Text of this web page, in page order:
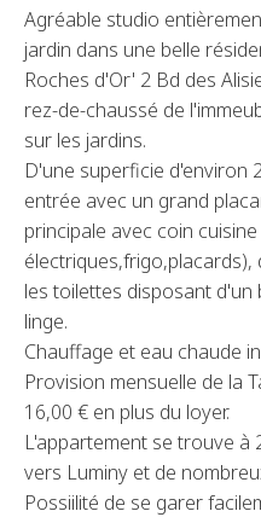
Agréable studio
jardin dans une belle
Roches d'Or' 2 Bd des
rez-de-chaussé de
sur les jardins.
D'une superficie d'environ
entrée avec un grand
principale avec coin
électriques,frigo,placards),
les toilettes disposant
linge.
Chauffage et eau chaude
Provision mensuelle de la
16,00 € en plus du loyer.
L'appartement se trouve à
vers Luminy et de
Possiilité de se garer